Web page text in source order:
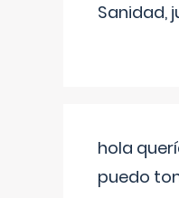
Sanidad,
hola
puedo